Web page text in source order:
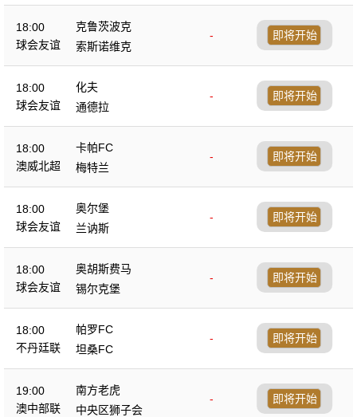
18:00
球会友谊
克鲁茨波克
-
索斯诺维克
即将开始
18:00
球会友谊
化夫
-
通德拉
即将开始
18:00
澳威北超
卡帕FC
-
梅特兰
即将开始
18:00
球会友谊
奥尔堡
-
兰讷斯
即将开始
18:00
球会友谊
奥胡斯费马
-
锡尔克堡
即将开始
18:00
不丹廷联
帕罗FC
-
坦桑FC
即将开始
19:00
澳中部联
南方老虎
-
中央区狮子会
即将开始